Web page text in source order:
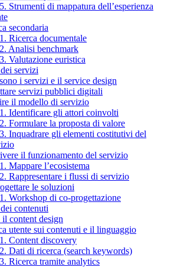
Strumenti di mappatura dell’esperienza
secondaria
Ricerca documentale
Analisi benchmark
Valutazione euristica
servizi
i servizi e il service design
servizi pubblici digitali
il modello di servizio
Identificare gli attori coinvolti
Formulare la proposta di valore
Inquadrare gli elementi costitutivi del
il funzionamento del servizio
Mappare l’ecosistema
Rappresentare i flussi di servizio
le soluzioni
Workshop di co-progettazione
contenuti
il content design
utente sui contenuti e il linguaggio
Content discovery
Dati di ricerca (search keywords)
Ricerca tramite analytics